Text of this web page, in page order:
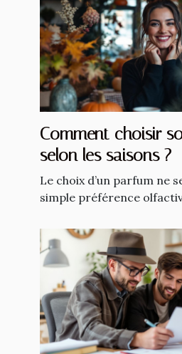
Comment choisir
selon les saisons ?
Le choix d’un parfum ne
simple préférence